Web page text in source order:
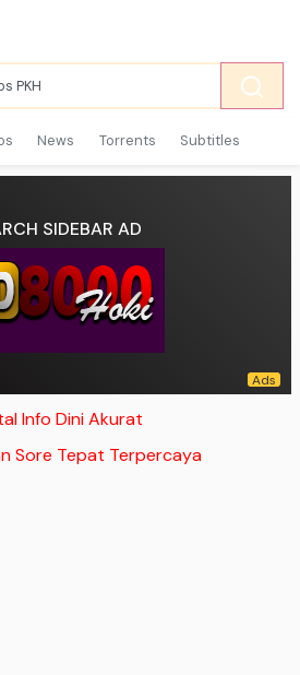
News Torrents Subtitles
SIDEBAR AD
Info Dini Akurat
Sore Tepat Terpercaya